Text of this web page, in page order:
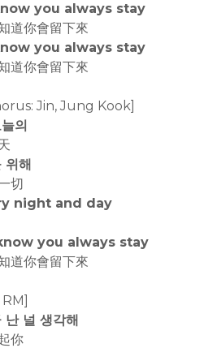
you always stay
道你會留下來
you always stay
道你會留下來
Jin, Jung Kook]
의
위해
切
night and day
you always stay
道你會留下來
난 널 생각해
你